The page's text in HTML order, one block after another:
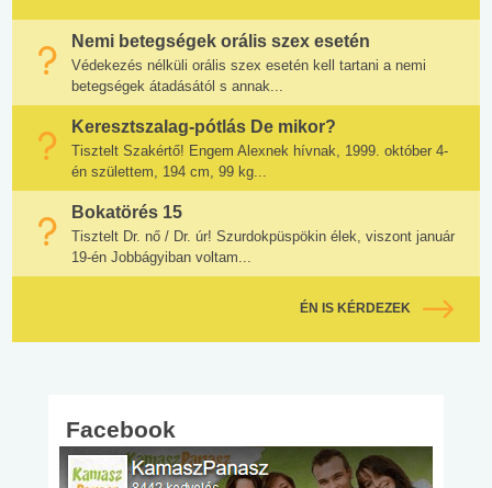
Nemi betegségek orális szex esetén
Védekezés nélküli orális szex esetén kell tartani a nemi
betegségek átadásától s annak...
Keresztszalag-pótlás De mikor?
Tisztelt Szakértő! Engem Alexnek hívnak, 1999. október 4-
én születtem, 194 cm, 99 kg...
Bokatörés 15
Tisztelt Dr. nő / Dr. úr! Szurdokpüspökin élek, viszont január
19-én Jobbágyiban voltam...
ÉN IS KÉRDEZEK
Facebook